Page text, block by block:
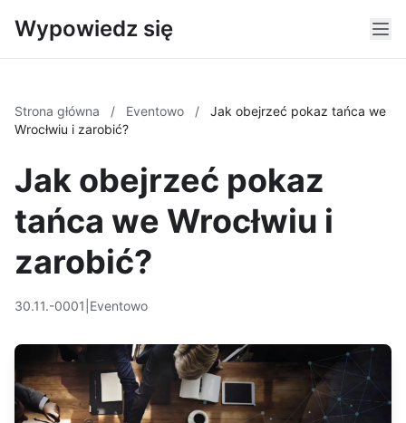
Wypowiedz się
Strona główna / Eventowo /
Jak obejrzeć pokaz tańca we
Wrocłwiu i zarobić?
Jak obejrzeć pokaz
tańca we Wrocłwiu i
zarobić?
30.11.-0001 Eventowo